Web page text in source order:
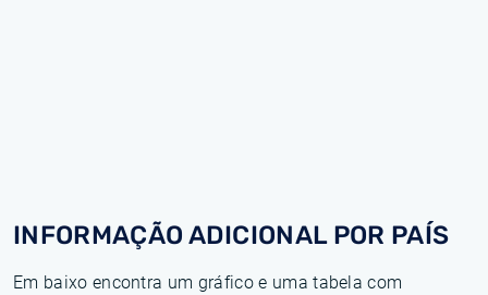
INFORMAÇÃO ADICIONAL POR PAÍS
Em baixo encontra um gráfico e uma tabela com